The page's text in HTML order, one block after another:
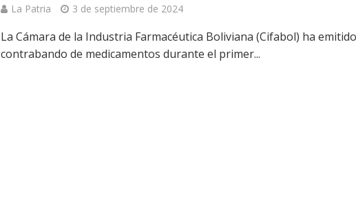
La Patria 3 de septiembre de 2024
La Cámara de la Industria Farmacéutica Boliviana (Cifabol) ha
contrabando de medicamentos durante el primer...